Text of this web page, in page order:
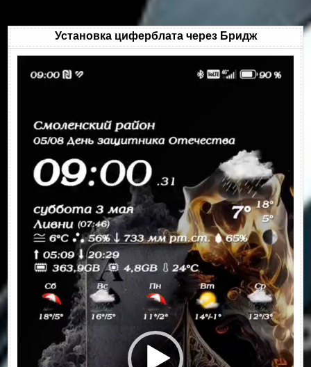
Установка циферблата через Бридж